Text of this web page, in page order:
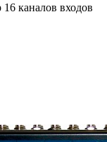
каналов входов